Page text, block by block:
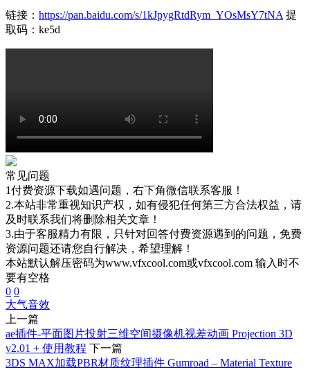
链接： https://pan.baidu.com/s/1kJpygRtdRym_YOsMsY7tNA 提
取码：ke5d
常见问题
1付费资源下载如遇问题，右下角微信联系客服！
2.本站非常重视知识产权，如有侵犯任何第三方合法权益，请
及时联系我们将删除相关文章！
3.由于客服精力有限，只针对回答付费资源遇到的问题，免费
资源问题还请您自行解决，希望理解！
本站默认解压密码为www.vfxcool.com或vfxcool.com 输入时不
要有空格
0 0
大气音效
上一篇
ae插件-平面图片投射三维空间摄像机视差动画 Projection 3D
v2.01 + 使用教程 下一篇
3DS MAX加载PBR材质纹理插件 Gumroad – Material Texture